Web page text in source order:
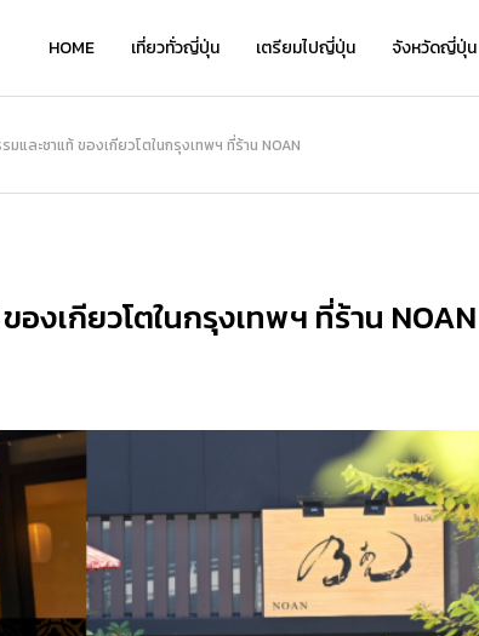
HOME เที่ยวทั่วญี่ปุ่น เตรียมไปญี่ปุ่น จังหวัดญี่ปุ่น
ที่ที่เ
าติ
ศษที่
Kyo Chirimen จาก Kyoryori Sakurai
— เครื่องเคียงสไตล์เกียวโต รสละมุน กล
มกล่อม กินได้ทุกวันไม่เบื่อ
ง
แ
ย้อนเวลาชมเสน่ห์คลาสสิกที่ “โกดังอิฐแ
ดงคาเนโมริ” แนะนำจุดเด่น โรงแรมเด็ด แ
ละที่เที่ยวเดินชิลได้ทั้งวัน!
เ
Kyo Chirimen จาก Kyoryori Sakurai
— เครื่องเคียงสไตล์เกียวโต รสละมุน กล
มกล่อม กินได้ทุกวันไม่เบื่อ
และชาแท้ ของเกียวโตในกรุงเทพฯ ที่ร้าน NOAN
งเกียวโตในกรุงเทพฯ ที่ร้าน NOAN